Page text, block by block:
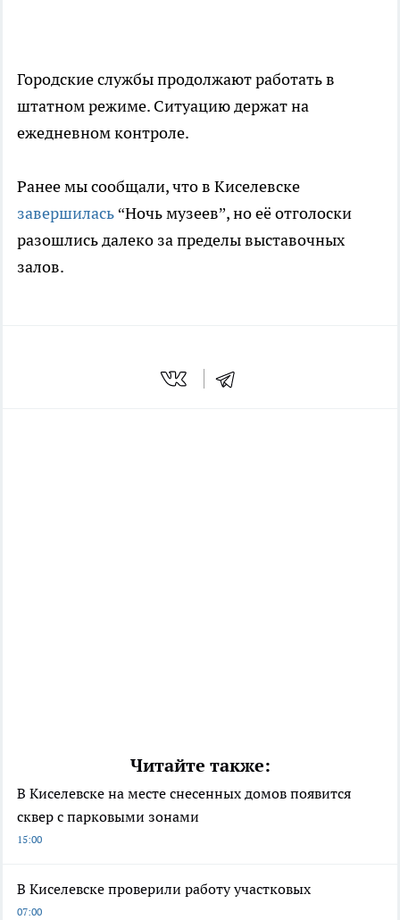
Городские службы продолжают работать в
штатном режиме. Ситуацию держат на
ежедневном контроле.
Ранее мы сообщали, что в Киселевске
завершилась“Ночь музеев”, но её отголоски
разошлись далеко за пределы выставочных
залов.
Читайте также:
В Киселевске на месте снесенных домов появится
сквер с парковыми зонами
15:00
В Киселевске проверили работу участковых
07:00